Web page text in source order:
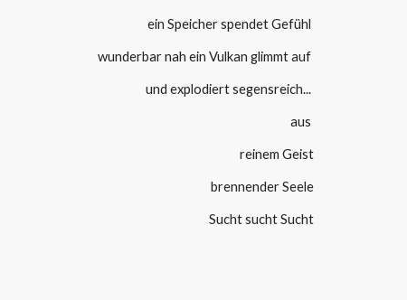
ein Speicher spendet Gefühl
wunderbar nah ein Vulkan glimmt auf
und explodiert segensreich...
aus
reinem Geist
brennender Seele
Sucht sucht Sucht